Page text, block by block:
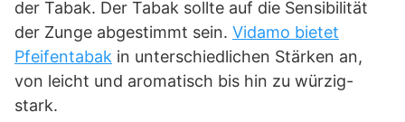
der Tabak. Der Tabak sollte auf die Sensibilität
der Zunge abgestimmt sein. Vidamo bietet
Pfeifentabak in unterschiedlichen Stärken an,
von leicht und aromatisch bis hin zu würzig-
stark.